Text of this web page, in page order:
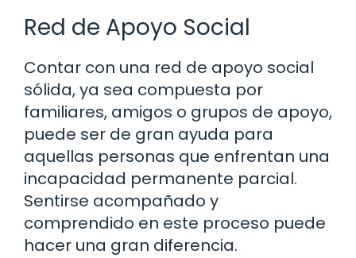
Red de Apoyo Social
Contar con una red de apoyo social
sólida, ya sea compuesta por
familiares, amigos o grupos de apoyo,
puede ser de gran ayuda para
aquellas personas que enfrentan una
incapacidad permanente parcial.
Sentirse acompañado y
comprendido en este proceso puede
hacer una gran diferencia.